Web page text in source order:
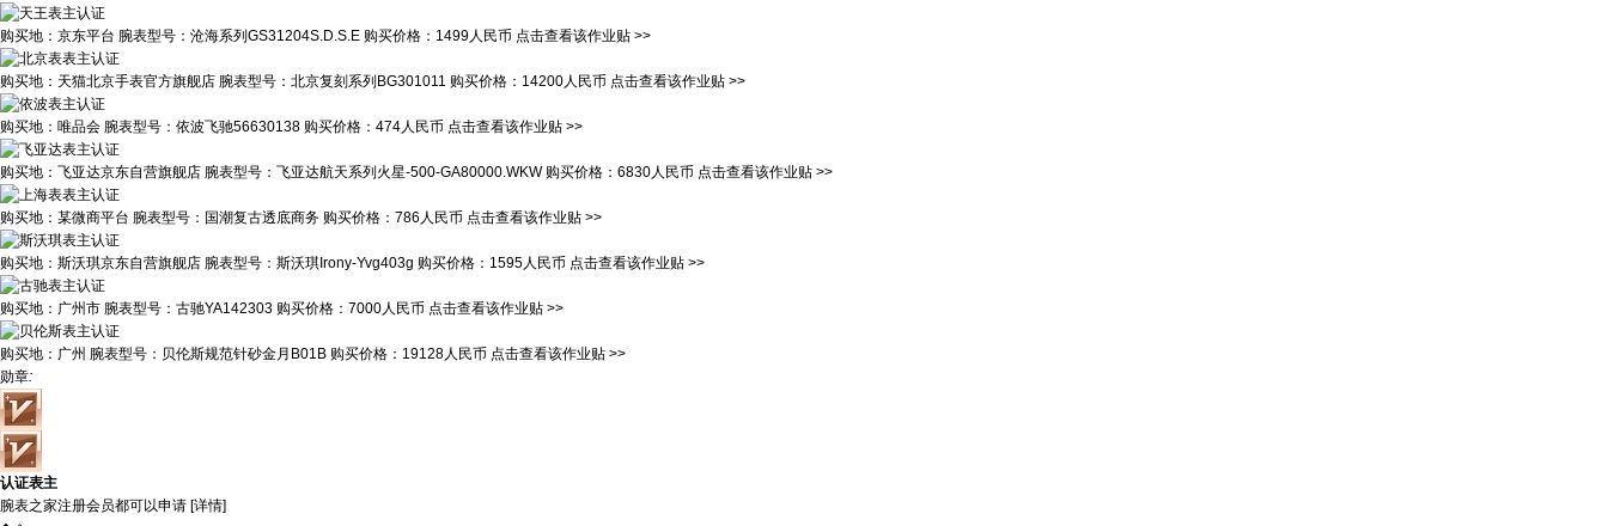
购买地： 京东平台 腕表型号： 沧海系列GS31204S.D.S.E 购买价格： 1499人民币 点击查看该作业贴 >>
购买地： 天猫北京手表官方旗舰店 腕表型号： 北京复刻系列BG301011 购买价格： 14200人民币 点击查看该作业贴 >>
购买地： 唯品会 腕表型号： 依波飞驰56630138 购买价格： 474人民币 点击查看该作业贴 >>
购买地： 飞亚达京东自营旗舰店 腕表型号： 飞亚达航天系列火星-500-GA80000.WKW 购买价格： 6830人民币 点击查看该作业贴 >>
购买地： 某微商平台 腕表型号： 国潮复古透底商务 购买价格： 786人民币 点击查看该作业贴 >>
购买地： 斯沃琪京东自营旗舰店 腕表型号： 斯沃琪Irony-Yvg403g 购买价格： 1595人民币 点击查看该作业贴 >>
购买地： 广州市 腕表型号： 古驰YA142303 购买价格： 7000人民币 点击查看该作业贴 >>
购买地： 广州 腕表型号： 贝伦斯规范针砂金月B01B 购买价格： 19128人民币 点击查看该作业贴 >>
勋章:
认证表主
腕表之家注册会员都可以申请 [详情]